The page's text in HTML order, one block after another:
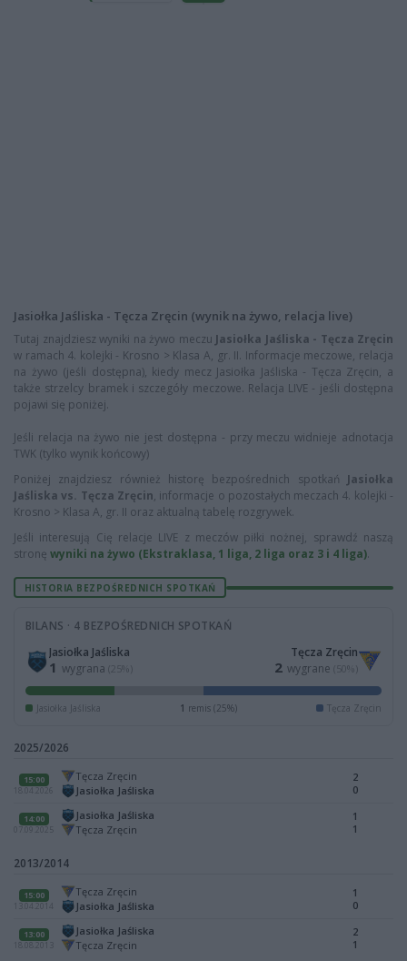
Jasiołka Jaśliska - Tęcza Zręcin (wynik na żywo, relacja live)
Tutaj znajdziesz wyniki na żywo meczu Jasiołka Jaśliska - Tęcza Zręcin
w ramach 4. kolejki - Krosno > Klasa A, gr. II. Informacje meczowe, relacja
na żywo (jeśli dostępna), kiedy mecz Jasiołka Jaśliska - Tęcza Zręcin, a
także strzelcy bramek i szczegóły meczowe. Relacja LIVE - jeśli dostępna
pojawi się poniżej.
Jeśli relacja na żywo nie jest dostępna - przy meczu widnieje adnotacja
TWK (tylko wynik końcowy)
Poniżej znajdziesz również historę bezpośrednich spotkań Jasiołka
Jaśliska vs. Tęcza Zręcin, informacje o pozostałych meczach 4. kolejki -
Krosno > Klasa A, gr. II oraz aktualną tabelę rozgrywek.
Jeśli interesują Cię relacje LIVE z meczów piłki nożnej, sprawdź naszą
stronę wyniki na żywo (Ekstraklasa, 1 liga, 2 liga oraz 3 i 4 liga).
HISTORIA BEZPOŚREDNICH SPOTKAŃ
BILANS · 4 BEZPOŚREDNICH SPOTKAŃ
Jasiołka Jaśliska
1 wygrana (25%)
Tęcza Zręcin
2 wygrane (50%)
Jasiołka Jaśliska 1 remis (25%) Tęcza Zręcin
2025/2026
15:00
18.04.2026
Tęcza Zręcin
Jasiołka Jaśliska
2
0
14:00
07.09.2025
Jasiołka Jaśliska
Tęcza Zręcin
1
1
2013/2014
15:00
13.04.2014
Tęcza Zręcin
Jasiołka Jaśliska
1
0
13:00
18.08.2013
Jasiołka Jaśliska
Tęcza Zręcin
2
1